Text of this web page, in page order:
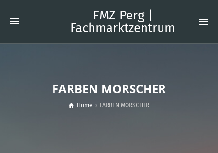
FMZ Perg |
Fachmarktzentrum
FARBEN MORSCHER
Home FARBEN MORSCHER